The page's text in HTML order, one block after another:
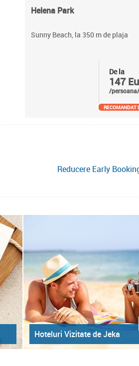
Helena Park
Sunny Beach, la 350 m de plaja
De la
147
/
RECOMANDAT
Reducere Early
Hoteluri Vizitate de Jeka